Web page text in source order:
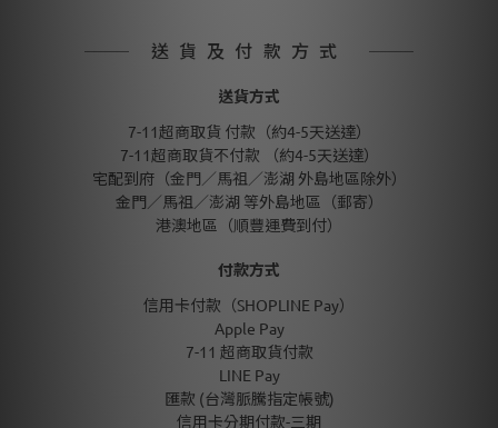
送貨及付款方式
送貨方式
7-11超商取貨 付款（約4-5天送達）
7-11超商取貨不付款 （約4-5天送達）
宅配到府（金門／馬祖／澎湖 外島地區除外）
金門／馬祖／澎湖 等外島地區（郵寄）
港澳地區（順豐運費到付）
付款方式
信用卡付款（SHOPLINE Pay）
Apple Pay
7-11 超商取貨付款
LINE Pay
匯款 (台灣脈騰指定帳號)
信用卡分期付款-三期